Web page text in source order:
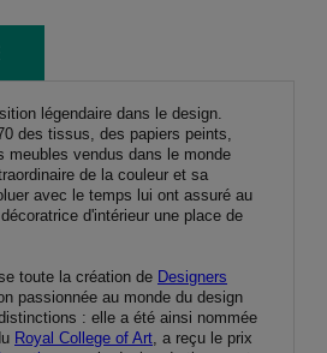
légendaire dans le design.
des tissus, des papiers peints,
meubles vendus dans le monde
de la couleur et sa
avec le temps lui ont assuré au
d'intérieur une place de
toute la création de Designers
passionnée au monde du design
: elle a été ainsi nommée
Royal College of Art, a reçu le prix